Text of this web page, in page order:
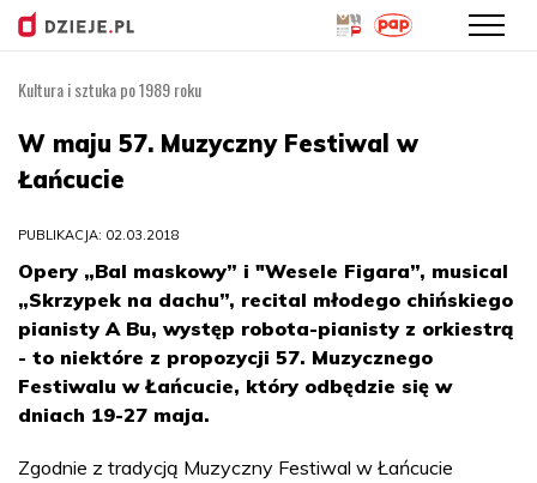
treści
Kultura i sztuka po 1989 roku
W maju 57. Muzyczny Festiwal w
Łańcucie
PUBLIKACJA: 02.03.2018
Opery „Bal maskowy” i "Wesele Figara”, musical
„Skrzypek na dachu”, recital młodego chińskiego
pianisty A Bu, występ robota-pianisty z orkiestrą
- to niektóre z propozycji 57. Muzycznego
Festiwalu w Łańcucie, który odbędzie się w
dniach 19-27 maja.
Zgodnie z tradycją Muzyczny Festiwal w Łańcucie